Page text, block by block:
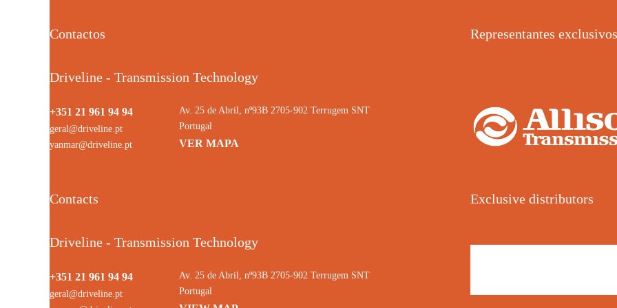
Contactos
Driveline - Transmission Technology
+351 21 961 94 94
geral@driveline.pt
yanmar@driveline.pt
Av. 25 de Abril, nº93B 2705-902 Terrugem SNT
Portugal
VER MAPA
Representantes exclusivos
Contacts
Driveline - Transmission Technology
+351 21 961 94 94
geral@driveline.pt
Av. 25 de Abril, nº93B 2705-902 Terrugem SNT
Portugal
Exclusive distributors